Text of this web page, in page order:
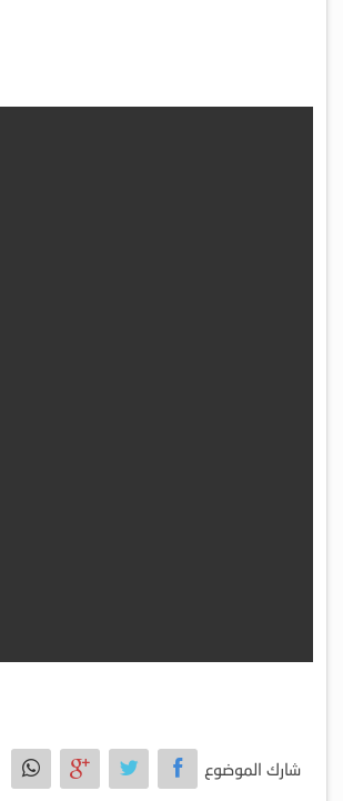
شارك الموضوع